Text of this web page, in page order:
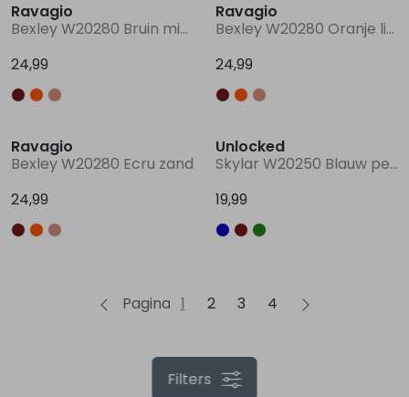
Ravagio
Bexley W20280 Bruin midden
24,99
Ravagio
Bexley W20280 Oranje licht roest
24,99
Ravagio
Bexley W20280 Ecru zand
24,99
Unlocked
Skylar W20250 Blauw petrol
19,99
Pagina 1 2 3 4
Filters